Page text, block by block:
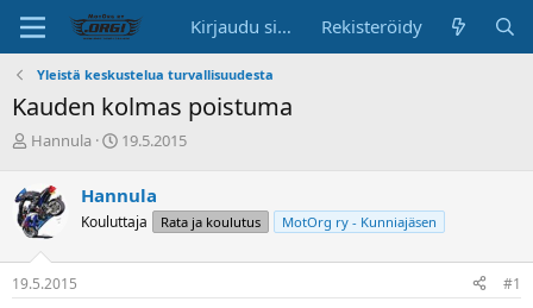
Kirjaudu sisään Rekisteröidy
Yleistä keskustelua turvallisuudesta
Kauden kolmas poistuma
K
k
u
t
e
Hannula
A
i
t
s
19.5.2015
Hannula
Kouluttaja Rata ja koulutus MotOrg ry - Kunniajäsen
19.5.2015 #1